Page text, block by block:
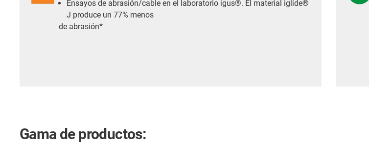
Ensayos de abrasión/cable en el laboratorio igus®. El material iglide®
J produce un 77% menos
de abrasión*
Gama de productos: